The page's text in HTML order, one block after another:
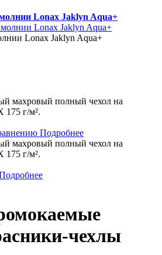
Lonax Jaklyn Aqua+
Lonax Jaklyn Aqua+
махровый полный чехол на
г/м².
Подробнее
махровый полный чехол на
г/м².
чехлы